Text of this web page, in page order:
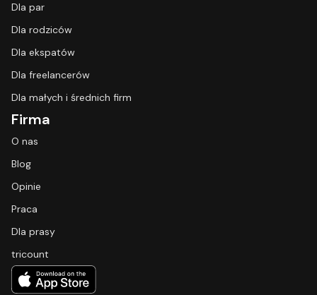
Dla par
Dla rodziców
Dla ekspatów
Dla freelancerów
Dla małych i średnich firm
Firma
O nas
Blog
Opinie
Praca
Dla prasy
tricount